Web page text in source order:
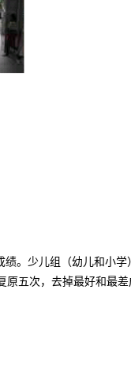
。少儿组（幼儿和小学
原五次，去掉最好和最